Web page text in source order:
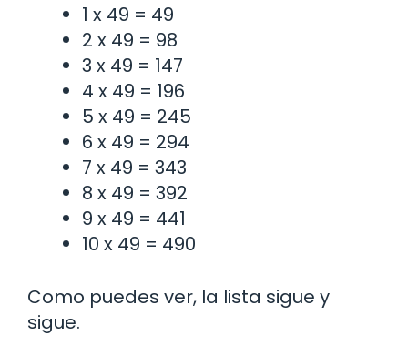
1 x 49 = 49
2 x 49 = 98
3 x 49 = 147
4 x 49 = 196
5 x 49 = 245
6 x 49 = 294
7 x 49 = 343
8 x 49 = 392
9 x 49 = 441
10 x 49 = 490
Como puedes ver, la lista sigue y
sigue.